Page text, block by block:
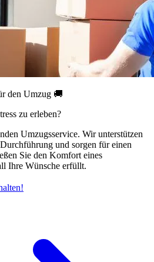
den Umzug 🚚
zu erleben?
Umzugsservice. Wir unterstützen
und sorgen für einen
Sie den Komfort eines
Ihre Wünsche erfüllt.